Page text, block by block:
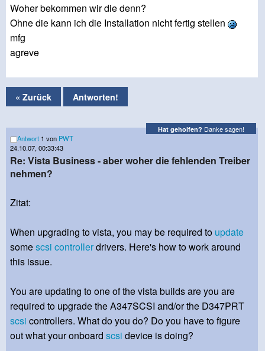
Woher bekommen wir die denn?
Ohne die kann ich die Installation nicht fertig stellen
mfg
agreve
« Zurück Antworten!
Hat geholfen? Danke sagen!
Antwort 1 von PWT
24.10.07, 00:33:43
Re: Vista Business - aber woher die fehlenden Treiber
nehmen?
Zitat:
When upgrading to vista, you may be required to update
somescsi controllerdrivers. Here's how to work around
this issue.
You are updating to one of the vista builds are you are
required to upgrade the A347SCSI and/or the D347PRT
scsi controllers. What do you do? Do you have to figure
out what your onboard scsi device is doing?